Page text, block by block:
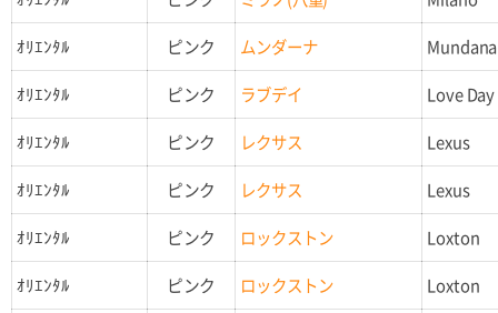
ｵﾘｴﾝﾀﾙ
ピンク ムンダーナ
Mundana
ｵﾘｴﾝﾀﾙ
ピンク ラブデイ
Love Day
ｵﾘｴﾝﾀﾙ
ピンク レクサス
Lexus
ｵﾘｴﾝﾀﾙ
ピンク レクサス
Lexus
ｵﾘｴﾝﾀﾙ
ピンク ロックストン
Loxton
ｵﾘｴﾝﾀﾙ
ピンク ロックストン
Loxton